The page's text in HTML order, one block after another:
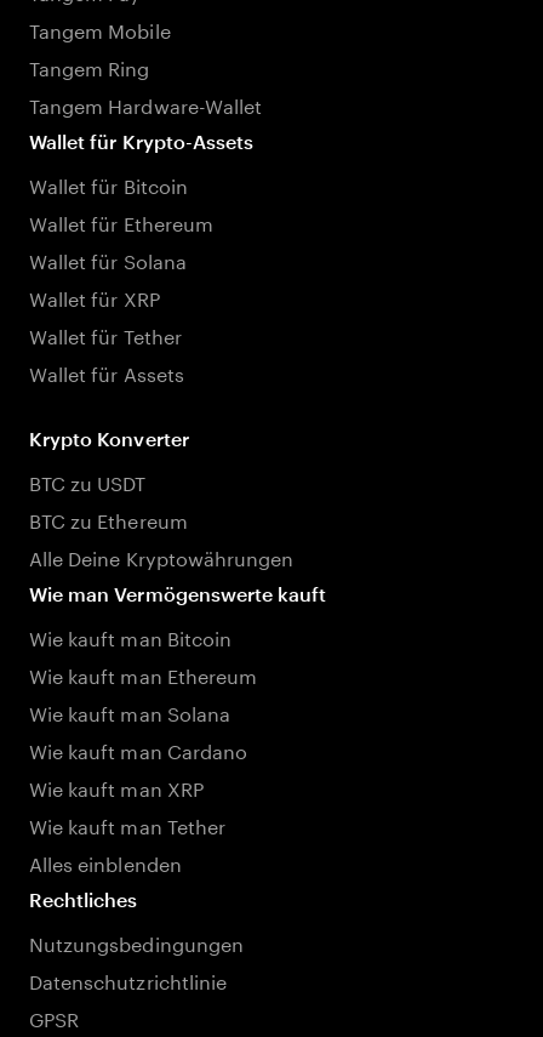
Tangem Mobile
Tangem Ring
Tangem Hardware-Wallet
Wallet für Krypto-Assets
Wallet für Bitcoin
Wallet für Ethereum
Wallet für Solana
Wallet für XRP
Wallet für Tether
Wallet für Assets
Krypto Konverter
BTC zu USDT
BTC zu Ethereum
Alle Deine Kryptowährungen
Wie man Vermögenswerte kauft
Wie kauft man Bitcoin
Wie kauft man Ethereum
Wie kauft man Solana
Wie kauft man Cardano
Wie kauft man XRP
Wie kauft man Tether
Alles einblenden
Rechtliches
Nutzungsbedingungen
Datenschutzrichtlinie
GPSR